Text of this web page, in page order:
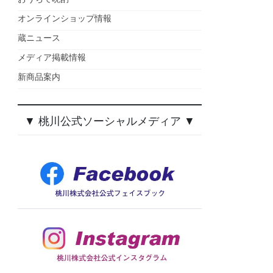
オンラインショップ情報
蔵ニュース
メディア掲載情報
新商品案内
▼ 桃川公式ソーシャルメディア ▼